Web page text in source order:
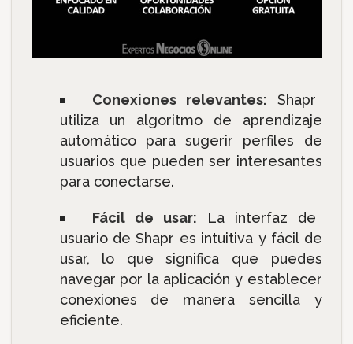
Conexiones relevantes: Shapr
utiliza un algoritmo de aprendizaje
automático para sugerir perfiles de
usuarios que pueden ser interesantes
para conectarse.
Fácil de usar: La interfaz de
usuario de Shapr es intuitiva y fácil de
usar, lo que significa que puedes
navegar por la aplicación y establecer
conexiones de manera sencilla y
eficiente.